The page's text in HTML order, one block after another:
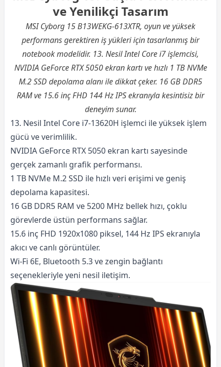
ve Yenilikçi Tasarım
MSI Cyborg 15 B13WEKG-613XTR, oyun ve yüksek
performans gerektiren iş yükleri için tasarlanmış bir
notebook modelidir. 13. Nesil Intel Core i7 işlemcisi,
NVIDIA GeForce RTX 5050 ekran kartı ve hızlı 1 TB NVMe
M.2 SSD depolama alanı ile dikkat çeker. 16 GB DDR5
RAM ve 15.6 inç FHD 144 Hz IPS ekranıyla kesintisiz bir
deneyim sunar.
13. Nesil Intel Core i7-13620H işlemci ile yüksek işlem
gücü ve verimlilik.
NVIDIA GeForce RTX 5050 ekran kartı sayesinde
gerçek zamanlı grafik performansı.
1 TB NVMe M.2 SSD ile hızlı veri erişimi ve geniş
depolama kapasitesi.
16 GB DDR5 RAM ve 5200 MHz bellek hızı, çoklu
görevlerde üstün performans sağlar.
15.6 inç FHD 1920x1080 piksel, 144 Hz IPS ekranıyla
akıcı ve canlı görüntüler.
Wi-Fi 6E, Bluetooth 5.3 ve zengin bağlantı
seçenekleriyle yeni nesil iletişim.